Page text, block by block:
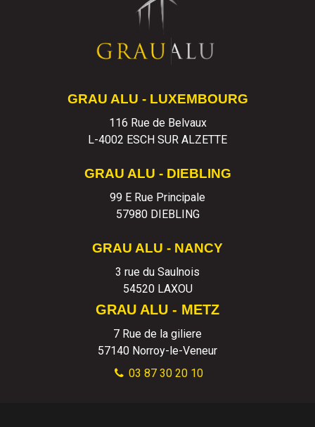
GRAU ALU - LUXEMBOURG
116 Rue de Belvaux
L-4002 ESCH SUR ALZETTE
GRAU ALU - DIEBLING
99 E Rue Principale
57980 DIEBLING
GRAU ALU - NANCY
3 rue du Saulnois
54520 LAXOU
GRAU ALU - METZ
7 Rue de la giliere
57140 Norroy-le-Veneur
03 87 30 20 10